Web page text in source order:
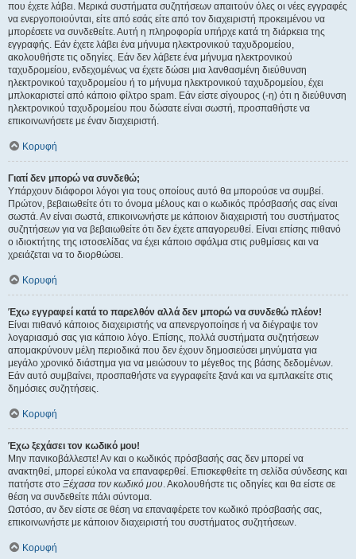
που έχετε λάβει. Μερικά συστήματα συζητήσεων απαιτούν όλες οι νέες εγγραφές
να ενεργοποιούνται, είτε από εσάς είτε από τον διαχειριστή προκειμένου να
μπορέσετε να συνδεθείτε. Αυτή η πληροφορία υπήρχε κατά τη διάρκεια της
εγγραφής. Εάν έχετε λάβει ένα μήνυμα ηλεκτρονικού ταχυδρομείου,
ακολουθήστε τις οδηγίες. Εάν δεν λάβετε ένα μήνυμα ηλεκτρονικού
ταχυδρομείου, ενδεχομένως να έχετε δώσει μια λανθασμένη διεύθυνση
ηλεκτρονικού ταχυδρομείου ή το μήνυμα ηλεκτρονικού ταχυδρομείου, έχει
μπλοκαριστεί από κάποιο φίλτρο spam. Εάν είστε σίγουρος (-η) ότι η διεύθυνση
ηλεκτρονικού ταχυδρομείου που δώσατε είναι σωστή, προσπαθήστε να
επικοινωνήσετε με έναν διαχειριστή.
Κορυφή
Γιατί δεν μπορώ να συνδεθώ;
Υπάρχουν διάφοροι λόγοι για τους οποίους αυτό θα μπορούσε να συμβεί.
Πρώτον, βεβαιωθείτε ότι το όνομα μέλους και ο κωδικός πρόσβασής σας είναι
σωστά. Αν είναι σωστά, επικοινωνήστε με κάποιον διαχειριστή του συστήματος
συζητήσεων για να βεβαιωθείτε ότι δεν έχετε απαγορευθεί. Είναι επίσης πιθανό
ο ιδιοκτήτης της ιστοσελίδας να έχει κάποιο σφάλμα στις ρυθμίσεις και να
χρειάζεται να το διορθώσει.
Κορυφή
Έχω εγγραφεί κατά το παρελθόν αλλά δεν μπορώ να συνδεθώ πλέον!
Είναι πιθανό κάποιος διαχειριστής να απενεργοποίησε ή να διέγραψε τον
λογαριασμό σας για κάποιο λόγο. Επίσης, πολλά συστήματα συζητήσεων
απομακρύνουν μέλη περιοδικά που δεν έχουν δημοσιεύσει μηνύματα για
μεγάλο χρονικό διάστημα για να μειώσουν το μέγεθος της βάσης δεδομένων.
Εάν αυτό συμβαίνει, προσπαθήστε να εγγραφείτε ξανά και να εμπλακείτε στις
δημόσιες συζητήσεις.
Κορυφή
Έχω ξεχάσει τον κωδικό μου!
Μην πανικοβάλλεστε! Αν και ο κωδικός πρόσβασής σας δεν μπορεί να
ανακτηθεί, μπορεί εύκολα να επαναφερθεί. Επισκεφθείτε τη σελίδα σύνδεσης και
πατήστε στο Ξέχασα τον κωδικό μου. Ακολουθήστε τις οδηγίες και θα είστε σε
θέση να συνδεθείτε πάλι σύντομα.
Ωστόσο, αν δεν είστε σε θέση να επαναφέρετε τον κωδικό πρόσβασής σας,
επικοινωνήστε με κάποιον διαχειριστή του συστήματος συζητήσεων.
Κορυφή